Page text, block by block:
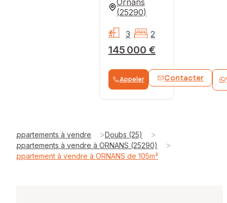
(25290)
145 000 €
3 2
Appeler Contacter
Appartements à vendre >Doubs (25) >
Appartements à vendre à ORNANS (25290) >
Appartement à vendre à ORNANS de 105m²